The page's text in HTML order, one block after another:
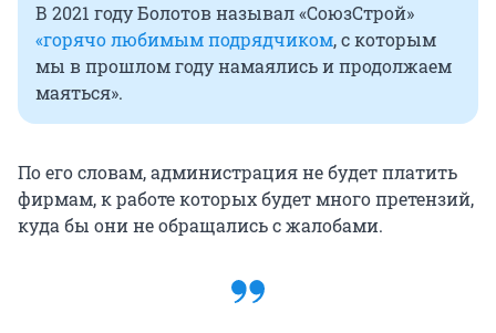
В 2021 году Болотов называл «СоюзСтрой»
«горячо любимым подрядчиком, с которым
мы в прошлом году намаялись и продолжаем
маяться».
По его словам, администрация не будет платить
фирмам, к работе которых будет много претензий,
куда бы они не обращались с жалобами.